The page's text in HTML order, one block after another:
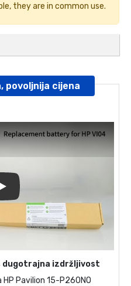
they are in common use.
povoljnija cijena
dugotrajna izdržljivost
HP Pavilion 15-P260NO